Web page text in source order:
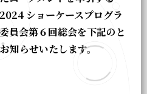
ショーケースプログラ
員会第６回総会を下記のと
知らせいたします。